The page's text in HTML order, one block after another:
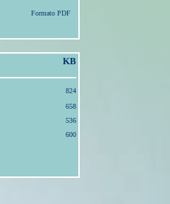
Formato PDF
KB
824
658
536
600